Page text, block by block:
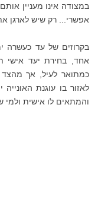
במצודה אינו מעניין
אפשרי... רק שיש לארגן
בקרוזים של עד כעשרה
אחד, בחירת יעד אישי
כמתואר לעיל, אך מהצד
לאזור בו עוגנת
והמתאים לו אישית ולמי